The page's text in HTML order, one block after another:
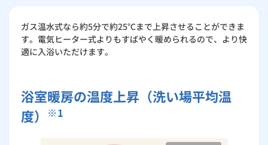
ガス温水式なら約5分で約25℃まで上昇させることができま
す。電気ヒーター式よりもすばやく暖められるので、より快
適に入浴いただけます。
浴室暖房の温度上昇（洗い場平均温
度）
※1